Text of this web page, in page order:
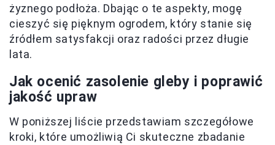
żyznego podłoża. Dbając o te aspekty, mogę
cieszyć się pięknym ogrodem, który stanie się
źródłem satysfakcji oraz radości przez długie
lata.
Jak ocenić zasolenie gleby i poprawić
jakość upraw
W poniższej liście przedstawiam szczegółowe
kroki, które umożliwią Ci skuteczne zbadanie